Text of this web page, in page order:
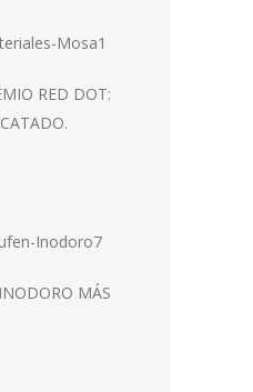
RED DOT:
MÁS